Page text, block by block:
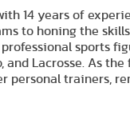
14 years of
to honing the
sports
and Lacrosse. As
trainers,